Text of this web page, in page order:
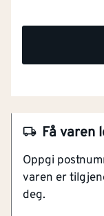
Få varen
Oppgi
varen er
deg.
Laget av
For innerdør
Komplett